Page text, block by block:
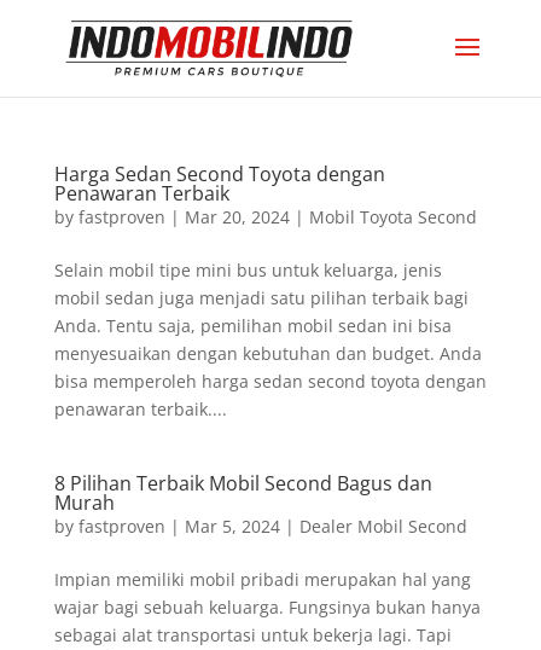
Harga Sedan Second Toyota dengan
Penawaran Terbaik
by fastproven | Mar 20, 2024| Mobil Toyota Second
Selain mobil tipe mini bus untuk keluarga, jenis
mobil sedan juga menjadi satu pilihan terbaik bagi
Anda. Tentu saja, pemilihan mobil sedan ini bisa
menyesuaikan dengan kebutuhan dan budget. Anda
bisa memperoleh harga sedan second toyota dengan
penawaran terbaik....
8 Pilihan Terbaik Mobil Second Bagus dan
Murah
by fastproven | Mar 5, 2024| Dealer Mobil Second
Impian memiliki mobil pribadi merupakan hal yang
wajar bagi sebuah keluarga. Fungsinya bukan hanya
sebagai alat transportasi untuk bekerja lagi. Tapi